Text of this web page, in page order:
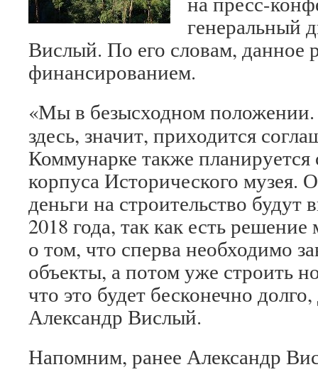
генеральный
Вислый. По его словам, данное
финансированием.
«Мы в безысходном положении.
здесь, значит, приходится
Коммунарке также планируется
корпуса Исторического музея.
деньги на строительство будут
2018 года, так как есть
о том, что сперва необходимо
объекты, а потом уже строить
что это будет бесконечно
Александр Вислый.
Напомним, ранее Александр